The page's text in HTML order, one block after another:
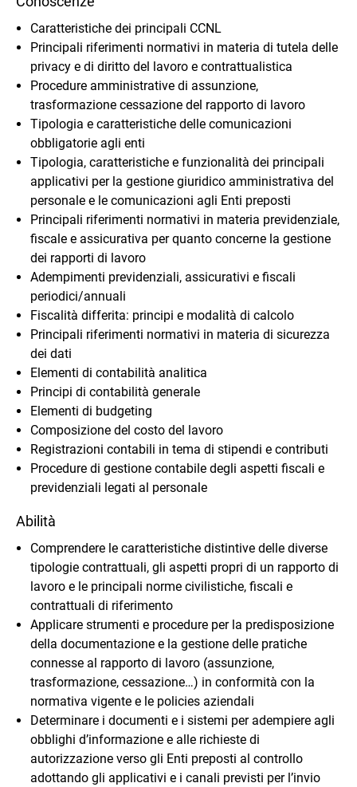
Caratteristiche dei principali CCNL
Principali riferimenti normativi in materia di tutela delle
privacy e di diritto del lavoro e contrattualistica
Procedure amministrative di assunzione,
trasformazione cessazione del rapporto di lavoro
Tipologia e caratteristiche delle comunicazioni
obbligatorie agli enti
Tipologia, caratteristiche e funzionalità dei principali
applicativi per la gestione giuridico amministrativa del
personale e le comunicazioni agli Enti preposti
Principali riferimenti normativi in materia previdenziale,
fiscale e assicurativa per quanto concerne la gestione
dei rapporti di lavoro
Adempimenti previdenziali, assicurativi e fiscali
periodici/annuali
Fiscalità differita: principi e modalità di calcolo
Principali riferimenti normativi in materia di sicurezza
dei dati
Elementi di contabilità analitica
Principi di contabilità generale
Elementi di budgeting
Composizione del costo del lavoro
Registrazioni contabili in tema di stipendi e contributi
Procedure di gestione contabile degli aspetti fiscali e
previdenziali legati al personale
Abilità
Comprendere le caratteristiche distintive delle diverse
tipologie contrattuali, gli aspetti propri di un rapporto di
lavoro e le principali norme civilistiche, fiscali e
contrattuali di riferimento
Applicare strumenti e procedure per la predisposizione
della documentazione e la gestione delle pratiche
connesse al rapporto di lavoro (assunzione,
trasformazione, cessazione…) in conformità con la
normativa vigente e le policies aziendali
Determinare i documenti e i sistemi per adempiere agli
obblighi d’informazione e alle richieste di
autorizzazione verso gli Enti preposti al controllo
adottando gli applicativi e i canali previsti per l’invio